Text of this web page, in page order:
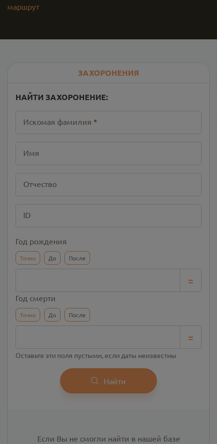
маршрут
ЗАХОРОНЕНИЯ
НАЙТИ ЗАХОРОНЕНИЕ:
Искомая фамилия *
Имя
Отчество
ID
Год рождения
Точно До После
=
Год смерти
Точно До После
=
Оставьте эти поля пустыми, если даты неизвестны
Найти
Если Вы не смогли найти в нашей базе